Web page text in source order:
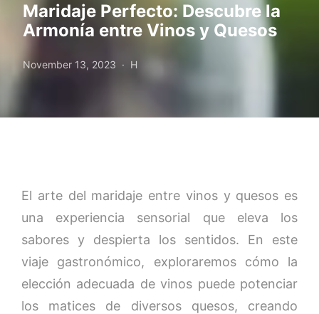
Maridaje Perfecto: Descubre la
Armonía entre Vinos y Quesos
November 13, 2023 H
El arte del maridaje entre vinos y quesos es
una experiencia sensorial que eleva los
sabores y despierta los sentidos. En este
viaje gastronómico, exploraremos cómo la
elección adecuada de vinos puede potenciar
los matices de diversos quesos, creando